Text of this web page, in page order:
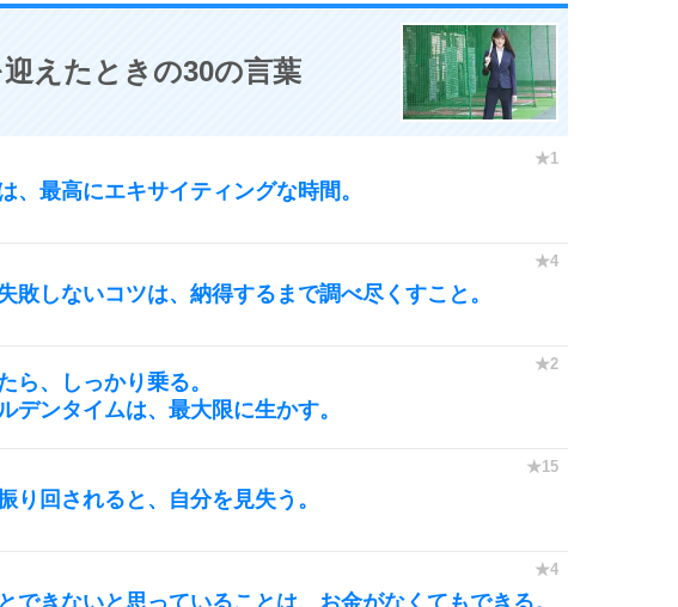
えたときの30の言葉
、最高にエキサイティングな時間。
敗しないコツは、納得するまで調べ尽くすこと。
ら、しっかり乗る。
デンタイムは、最大限に生かす。
り回されると、自分を見失う。
できないと思っていることは、お金がなくてもできる。